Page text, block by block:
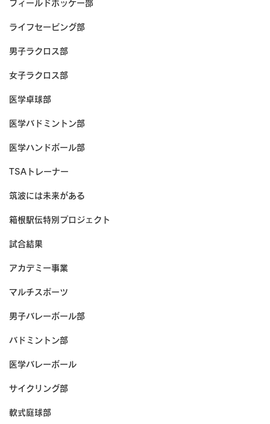
フィールドホッケー部
ライフセービング部
男子ラクロス部
女子ラクロス部
医学卓球部
医学バドミントン部
医学ハンドボール部
TSAトレーナー
筑波には未来がある
箱根駅伝特別プロジェクト
試合結果
アカデミー事業
マルチスポーツ
男子バレーボール部
バドミントン部
医学バレーボール
サイクリング部
軟式庭球部